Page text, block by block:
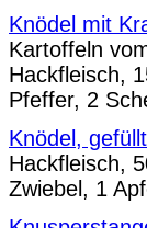
Knödel mit
Kartoffeln
Hackfleisch,
Pfeffer, 2
Knödel, gefüllt
Hackfleisch,
Zwiebel, 1